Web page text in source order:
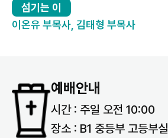
예배안내
시간 : 주일 오전 10:00
장소 : B1 중등부 고등부실
섬기는 이
이온유 부목사, 김태형 부목사